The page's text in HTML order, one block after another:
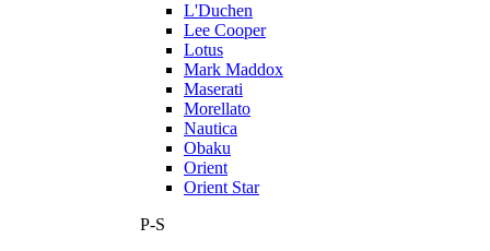
L'Duchen
Lee Cooper
Lotus
Mark Maddox
Maserati
Morellato
Nautica
Obaku
Orient
Orient Star
P-S